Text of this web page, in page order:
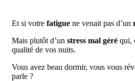
Et si votre fatigue ne venait pas d’un
Mais plutôt d’un stress mal géré qui,
qualité de vos nuits.
Vous avez beau dormir, vous vous
parle ?